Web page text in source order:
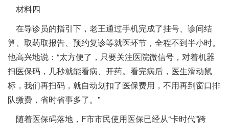
材料四
在导诊员的指引下，老王通过手机完成了挂号、诊间结
算、取药取报告、预约复诊等就医环节，全程不到半小时。
他高兴地说：“太方便了，只要关注医院微信号，对着机器
扫医保码，几秒就能看病、开药。看完病后，医生滑动鼠
标，我们再扫码，就自动划扣了医保费用，不用再到窗口排
队缴费，省时省事多了。”
随着医保码落地，F市市民使用医保已经从“卡时代”跨